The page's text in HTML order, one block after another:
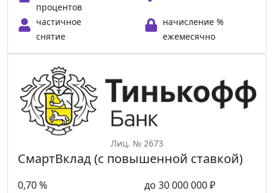
процентов
частичное
снятие
начисление %
ежемесячно
Лиц. № 2673
СмартВклад (с повышенной ставкой)
0,70 %
до 30 000 000 ₽